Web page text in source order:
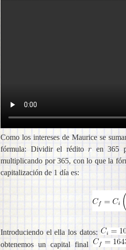
Como los intereses de Maurice se
fórmula: Dividir el rédito
en 365
multiplicando por 365, con lo que la
capitalización de 1 día es:
Introduciendo el ella los datos:
obtenemos un capital final